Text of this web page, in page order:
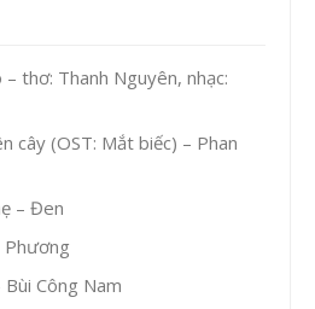
– thơ: Thanh Nguyên, nhạc:
cây (OST: Mắt biếc) – Phan
– Đen
Phương
Công Nam